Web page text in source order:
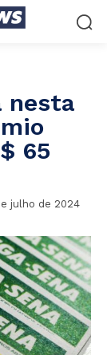
nesta
65
julho de 2024